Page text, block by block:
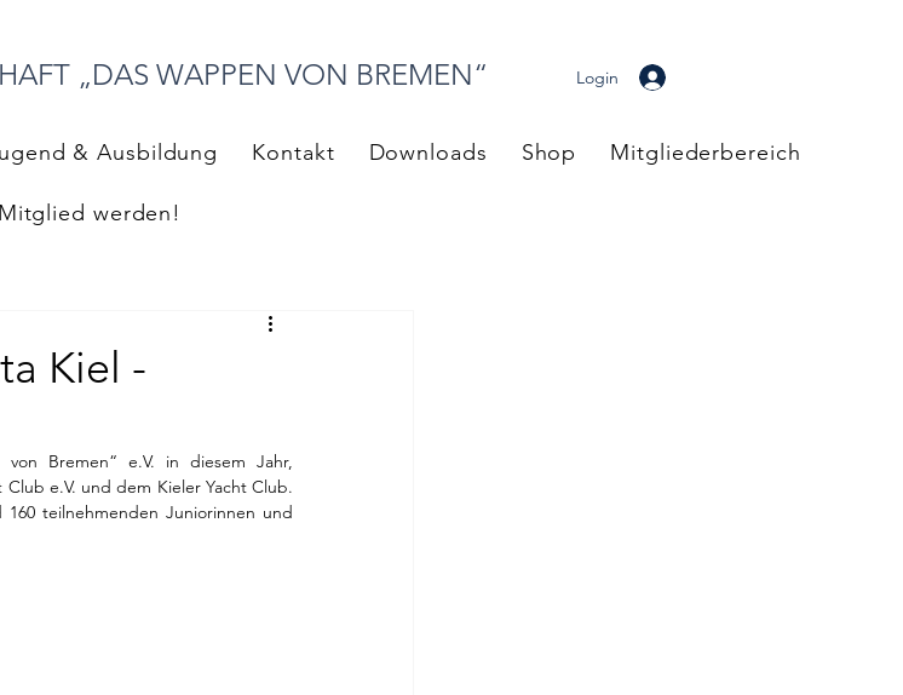
„DAS WAPPEN VON BREMEN“ Login
& Ausbildung Kontakt Downloads Shop Mitgliederbereich
Mitglied werden!
Kiel -
Bremen“ e.V. in diesem Jahr,
e.V. und dem Kieler Yacht Club.
teilnehmenden Juniorinnen und